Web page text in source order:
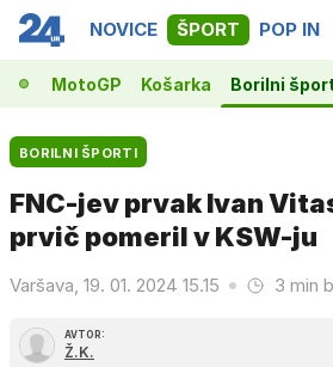
NOVICE ŠPORT POP IN
1 MotoGP Košarka Borilni
BORILNI ŠPORTI
FNC-jev prvak Ivan
prvič pomeril v KSW-ju
Varšava, 19. 01. 2024 15.15 3 min
AVTOR:
Ž.K.